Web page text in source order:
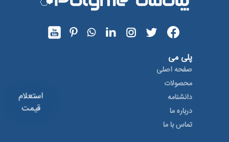
پلی می
صفحه اصلی
محصولات
دانشنامه
درباره ما
تماس با ما
استعلام
قیمت